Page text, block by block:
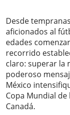
Desde
aficionados al
edades
recorrido
claro: superar la
poderoso
México
Copa Mundial de
Canadá.